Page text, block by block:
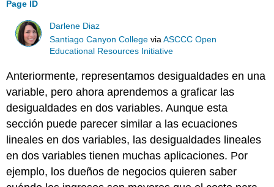
Page ID
Darlene Diaz
Santiago Canyon College viaASCCC Open
Educational Resources Initiative
Anteriormente, representamos desigualdades en una
variable, pero ahora aprendemos a graficar las
desigualdades en dos variables. Aunque esta
sección puede parecer similar a las ecuaciones
lineales en dos variables, las desigualdades lineales
en dos variables tienen muchas aplicaciones. Por
ejemplo, los dueños de negocios quieren saber